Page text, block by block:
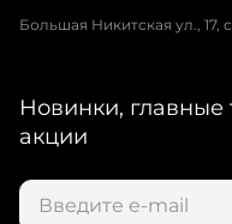
Большая Никитская ул., 17,
Новинки,
акции